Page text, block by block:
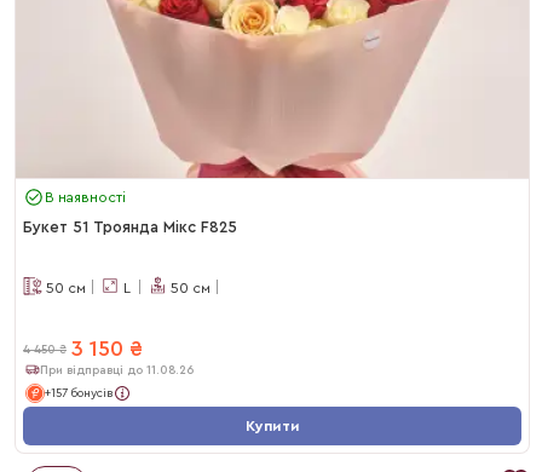
В наявності
Букет 51 Троянда Мікс F825
50 см L 50 см
4 450 ₴ 3 150 ₴
При відправці до 11.08.26
+157 бонусів
Купити